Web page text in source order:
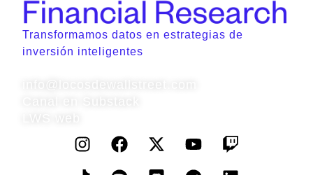
Transformamos datos en estrategias de
inversión inteligentes
info@locosdewallstreet.com